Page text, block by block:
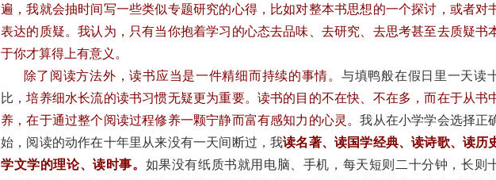
遍，我就会抽时间写一些类似专题研究的心得，比如对整本书思想的一个探讨，或者对
表达的质疑。我认为，只有当你抱着学习的心态去品味、去研究、去思考甚至去质疑书
于你才算得上有意义。
除了阅读方法外，读书应当是一件精细而持续的事情。 与填鸭般在假日里一天读
比，培养细水长流的读书习惯无疑更为重要。读书的目的不在快、不在多，而在于从书
养，在于通过整个阅读过程修养一颗宁静而富有感知力的心灵。我从在小学学会选择正
始，阅读的动作在十年里从来没有一天间断过，我读名著、读国学经典、读诗歌、读历
学文学的理论、读时事。 如果没有纸质书就用电脑、手机，每天短则二十分钟，长则